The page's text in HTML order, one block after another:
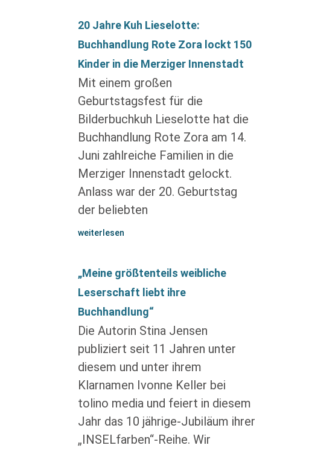
20 Jahre Kuh Lieselotte:
Buchhandlung Rote Zora lockt 150
Kinder in die Merziger Innenstadt
Mit einem großen
Geburtstagsfest für die
Bilderbuchkuh Lieselotte hat die
Buchhandlung Rote Zora am 14.
Juni zahlreiche Familien in die
Merziger Innenstadt gelockt.
Anlass war der 20. Geburtstag
der beliebten
weiterlesen
„Meine größtenteils weibliche
Leserschaft liebt ihre
Buchhandlung“
Die Autorin Stina Jensen
publiziert seit 11 Jahren unter
diesem und unter ihrem
Klarnamen Ivonne Keller bei
tolino media und feiert in diesem
Jahr das 10 jährige-Jubiläum ihrer
„INSELfarben“-Reihe. Wir